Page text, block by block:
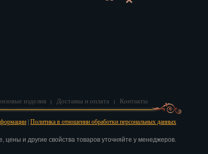
изделия Доставка и оплата Контакты
Политика в отношении обработки персональных данных
и другие свойства товаров уточняйте у менеджеров.